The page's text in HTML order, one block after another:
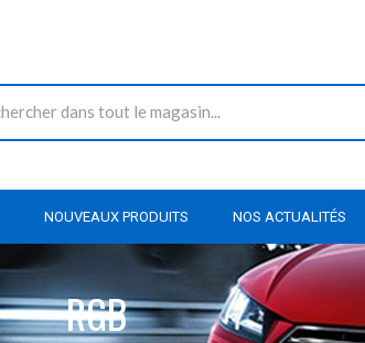
NOUVEAUX PRODUITS NOS ACTUALITÉS
RGB